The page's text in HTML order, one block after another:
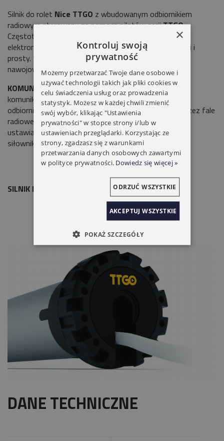
Silnik do rolet Nice TTGO z wbudowanym odbiornikiem
radiowym sterowany za pomocą pilotów seriiTTGO.
Częstotliwość radiowa
Siłownik posiada
elektroniczne krańcówki co sprawia montaż jest szybki i
prosty. Silnik rurowy jest montowany wewnątrz rury
nawojowej,fi 50 lub 60.
KOMUNIKACJA RADIOWAtechnologia umożliwiająca
komunikację pomiędzy urządzeniami sterującymi i
odbiornikami jak i pomiędzy samymi odbiornikami poprzez fale
radiowe.
ELEKTRONICZNE KRAŃCÓWKI krańcówki
ustawiane elektronicznie, przechowywane w pamięci
siłownika.
SILNIK DO ROLET NICE TTGO 15NM
DANE TECHNICZNE
×
Kontroluj swoją
prywatność
Możemy przetwarzać Twoje dane osobowe i
używać technologii takich jak pliki cookies w
celu świadczenia usług oraz prowadzenia
statystyk. Możesz w każdej chwili zmienić
swój wybór, klikając "Ustawienia
prywatności" w stopce strony i/lub w
ustawieniach przeglądarki. Korzystając ze
strony, zgadzasz się z warunkami
przetwarzania danych osobowych zawartymi
w polityce prywatności. Dowiedz się więcej »
AKCEPTUJ WSZYSTKIE
ODRZUĆ WSZYSTKIE
POKAŻ SZCZEGÓŁY